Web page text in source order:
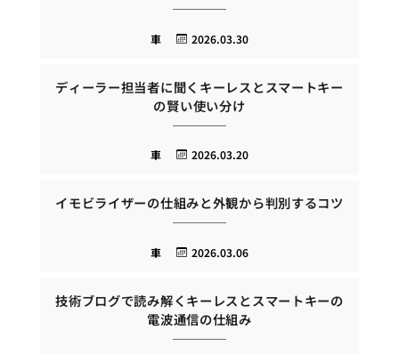
2026.03.30
車
ディーラー担当者に聞くキーレスとスマートキー
の賢い使い分け
2026.03.20
車
イモビライザーの仕組みと外観から判別するコツ
2026.03.06
車
技術ブログで読み解くキーレスとスマートキーの
電波通信の仕組み